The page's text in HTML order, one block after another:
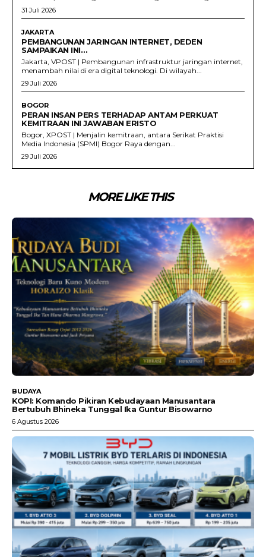
31 Juli 2026
JAKARTA
PEMBANGUNAN JARINGAN INTERNET, DEDEN
SAMPAIKAN INI…
Jakarta, VPOST | Pembangunan infrastruktur jaringan internet,
menambah nilai di era digital teknologi. Di wilayah...
29 Juli 2026
BOGOR
PERAN INSAN PERS TERHADAP ANTAM PERKUAT
KEMITRAAN INI JAWABAN ERISTO
Bogor, XPOST | Menjalin kemitraan, antara Serikat Praktisi
Media Indonesia (SPMI) Bogor Raya dengan...
29 Juli 2026
MORE LIKE THIS
BUDAYA
KOPI: Komando Pikiran Kebudayaan Manusantara
Bertubuh Bhineka Tunggal Ika Guntur Bisowarno
6 Agustus 2026